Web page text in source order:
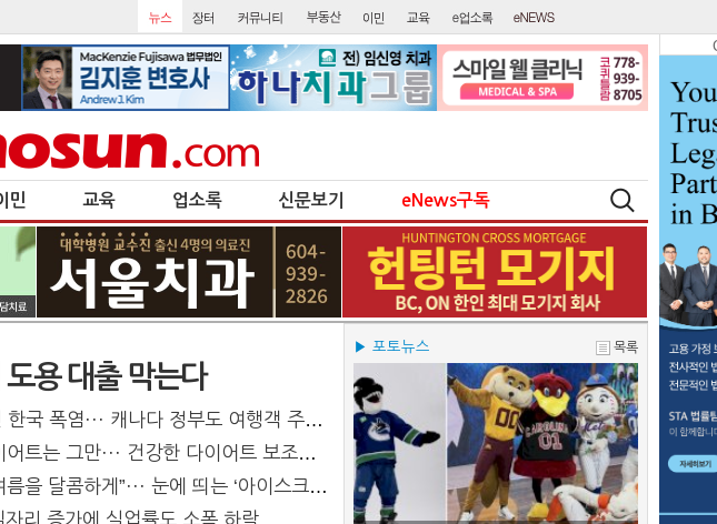
민 교육 업소록 신문보기 eNews구독
용 대출 막는다
국 폭염··· 캐나다 정부도 여행객 주의 당부
[밴픽] 굶는 다이어트는 그만··· 건강한 다이어트 보조제 5선
달콤하게”··· 눈에 띄는 ‘아이스크림’ 맛집 5선
자리 증가에 실업률도 소폭 하락
▶ 포토뉴스 목록